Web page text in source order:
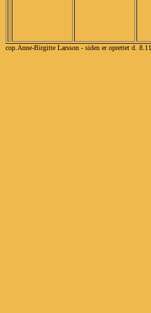
cop.Anne-Birgitte Larsson - siden er oprettet d.